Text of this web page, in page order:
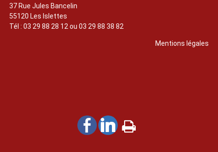
37 Rue Jules Bancelin
55120 Les Islettes
Tél : 03 29 88 28 12 ou 03 29 88 38 82
Mentions légales